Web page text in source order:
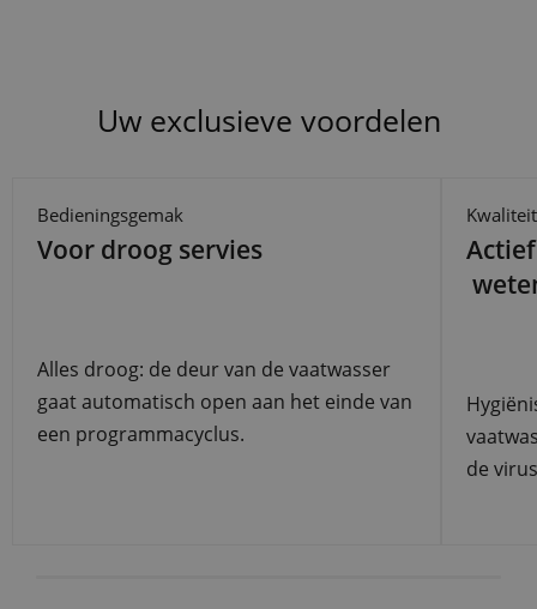
Uw exclusieve voordelen
Bedieningsgemak
Voor droog servies
Alles droog: de deur van de vaatwasser
gaat automatisch open aan het einde van
een programmacyclus.
Kwaliteit
de